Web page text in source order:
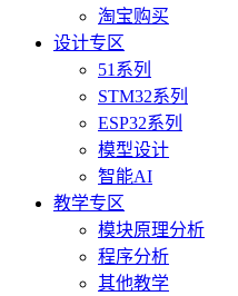
淘宝购买
设计专区
51系列
STM32系列
ESP32系列
模型设计
智能AI
教学专区
模块原理分析
程序分析
其他教学